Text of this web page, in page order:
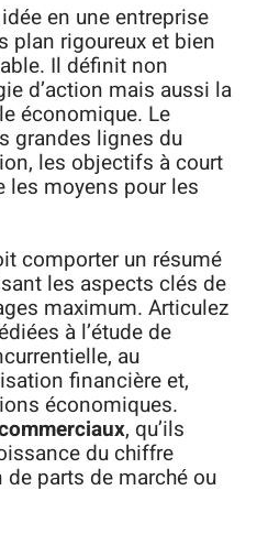
en une entreprise
plan rigoureux et bien
Il définit non
d’action mais aussi la
économique. Le
grandes lignes du
les objectifs à court
les moyens pour les
comporter un résumé
les aspects clés de
maximum. Articulez
à l’étude de
au
financière et,
économiques.
, qu’ils
du chiffre
de parts de marché ou